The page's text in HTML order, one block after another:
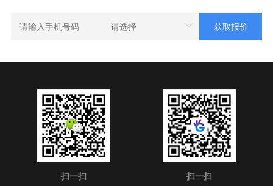
请选择
扫一扫
扫一扫